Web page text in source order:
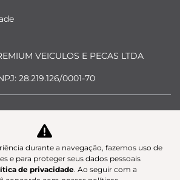
VEICULOS E PECAS LTDA
28.219.126/0001-70
bem maior é a
durante a navegação, fazemos uso de
e para proteger seus dados pessoais
de privacidade. Ao seguir com a